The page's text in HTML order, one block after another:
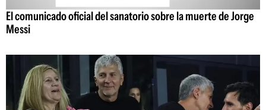
El comunicado oficial del sanatorio sobre la muerte de Jorge
Messi